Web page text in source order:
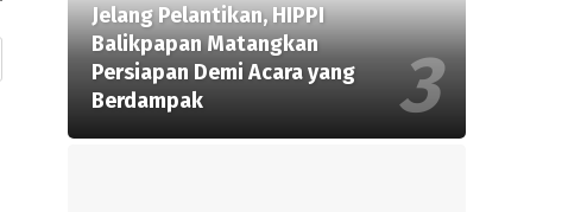
Jelang Pelantikan, HIPPI
Balikpapan Matangkan
Persiapan Demi Acara yang
Berdampak